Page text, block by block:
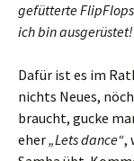
gefütterte
ich bin
Dafür ist es im
nichts Neues,
braucht, gucke
eher„Lets dance“,